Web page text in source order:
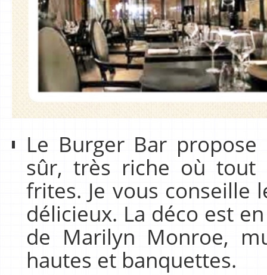
Le Burger Bar
sûr, très riche où tout
frites. Je vous conseille
délicieux. La déco est
de Marilyn Monroe,
hautes et banquettes.